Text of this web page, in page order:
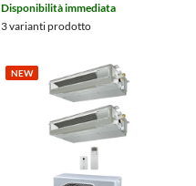
Disponibilità immediata
3 varianti prodotto
NEW